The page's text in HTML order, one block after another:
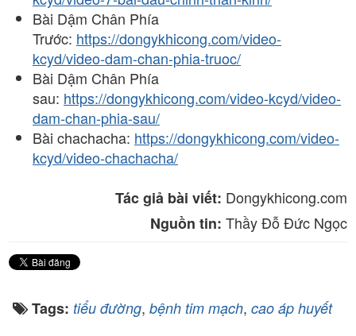
Bài Dậm Chân Phía
Trước: https://dongykhicong.com/video-
kcyd/video-dam-chan-phia-truoc/
Bài Dậm Chân Phía
sau: https://dongykhicong.com/video-kcyd/video-
dam-chan-phia-sau/
Bài chachacha: https://dongykhicong.com/video-
kcyd/video-chachacha/
Tác giả bài viết: Dongykhicong.com
Nguồn tin: Thầy Đỗ Đức Ngọc
Tags: tiểu đường, bệnh tim mạch, cao áp huyết